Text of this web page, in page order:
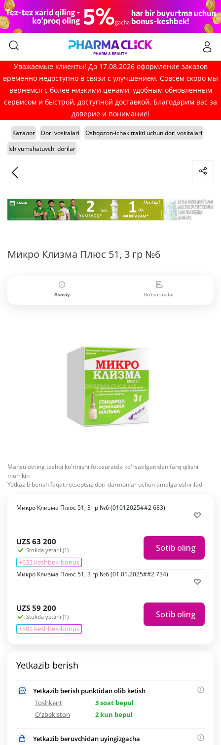
Уважаемые клиенты! До 17.08.2026 оформление заказов
временно недоступно в связи с улучшением. Совсем скоро мы
вернёмся с более низкими ценами, удобным обновлённым
сервисом и быстрой, доступной доставкой. Благодарим вас за
доверие и понимание!
Каталог Dori vositalari
Oshqozon-ichak trakti uchun dori vositalari
Ich yumshatuvchi dorilar
Микро Клизма Плюс 51, 3 гр №6
Asosiy Ko'rsatmalar
Mahsulotning tashqi ko'rinishi fotosuratda ko'rsatilganidan farq qilishi
mumkin
Yetkazib berish faqat retseptsiz dori-darmonlar uchun amalga oshiriladi
Микро Клизма Плюс 51, 3 гр №6 (01012025##2 683)
UZS 63 200
Stokda yetarli (1)
+632 keshbek-bonus
Sotib oling
Микро Клизма Плюс 51, 3 гр №6 (01.01.2025##2 734)
UZS 59 200
Stokda yetarli (1)
+592 keshbek-bonus
Sotib oling
Yetkazib berish
Yetkazib berish punktidan olib ketish
Toshkent
3 soat bepul
O'zbekiston
2 kun bepul
Yetkazib beruvchidan uyingizgacha